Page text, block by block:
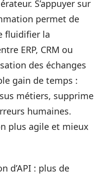
S’appuyer sur
permet de
fluidifier la
ERP, CRM ou
des échanges
gain de temps :
métiers, supprime
humaines.
plus agile et mieux
d’API : plus de